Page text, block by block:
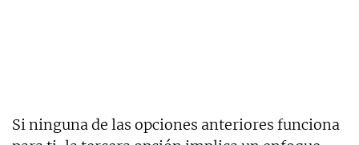
Si ninguna de las opciones anteriores funciona